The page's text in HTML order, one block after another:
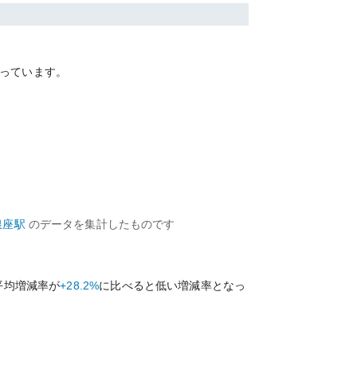
ています。
駅 のデータを集計したものです
均増減率が+28.2%に比べると低い増減率となっ